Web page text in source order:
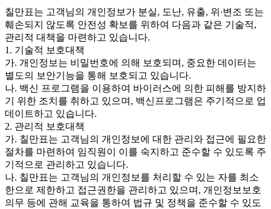
칠만표는 고객님의 개인정보가 분실, 도난, 유출, 위∙변조 또는
훼손되지 않도록 안전성 확보를 위하여 다음과 같은 기술적,
관리적 대책을 마련하고 있습니다.
1. 기술적 보호대책
가. 개인정보는 비밀번호에 의해 보호되며, 중요한 데이터는
별도의 보안기능을 통해 보호되고 있습니다.
나. 백신 프로그램을 이용하여 바이러스에 의한 피해를 방지하
기 위한 조치를 취하고 있으며, 백신프로그램은 주기적으로 업
데이트하고 있습니다.
2. 관리적 보호대책
가. 칠만표는 고객님의 개인정보에 대한 관리와 접근에 필요한
절차를 마련하여 임직원이 이를 숙지하고 준수할 수 있도록 주
기적으로 관리하고 있습니다.
나. 칠만표는 고객님의 개인정보를 처리할 수 있는 자를 최소
한으로 제한하고 접근권한을 관리하고 있으며, 개인정보보호
의무 등에 관해 교육을 통하여 법규 및 정책을 준수할 수 있도